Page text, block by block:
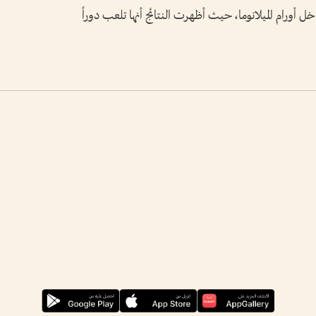
نحو 30% من الخلايا داخل أورام الميلانوما، حيث أظهرت النتائج أنها تلعب دوراً